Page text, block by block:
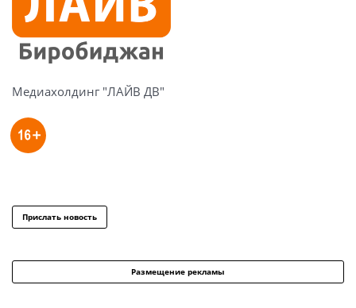
Медиахолдинг "ЛАЙВ ДВ"
Прислать новость
Размещение рекламы